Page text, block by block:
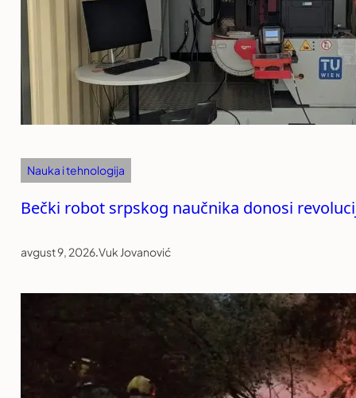
Nauka i tehnologija
Bečki robot srpskog naučnika donosi
avgust 9, 2026.Vuk Jovanović